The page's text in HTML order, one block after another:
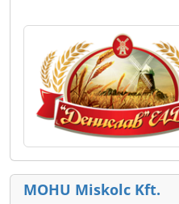
MOHU Miskolc Kft.